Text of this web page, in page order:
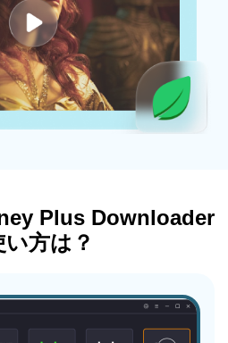
Plus Downloader
い方は？